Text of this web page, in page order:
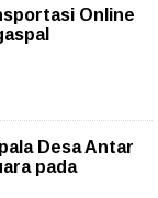
Online
Desa Antar
pada